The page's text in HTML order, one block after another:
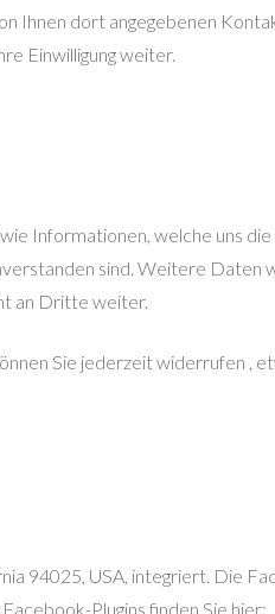
Ihnen dort angegebenen
Einwilligung weiter.
Informationen, welche uns die
sind. Weitere Daten
an Dritte weiter.
Sie jederzeit widerrufen ,
94025, USA, integriert. Die
Plugins finden Sie hier: